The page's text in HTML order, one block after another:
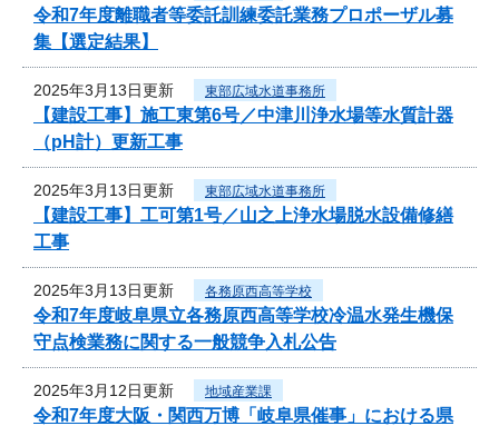
令和7年度離職者等委託訓練委託業務プロポーザル募
集【選定結果】
2025年3月13日更新 東部広域水道事務所
【建設工事】施工東第6号／中津川浄水場等水質計器
（pH計）更新工事
2025年3月13日更新 東部広域水道事務所
【建設工事】工可第1号／山之上浄水場脱水設備修繕
工事
2025年3月13日更新 各務原西高等学校
令和7年度岐阜県立各務原西高等学校冷温水発生機保
守点検業務に関する一般競争入札公告
2025年3月12日更新 地域産業課
令和7年度大阪・関西万博「岐阜県催事」における県